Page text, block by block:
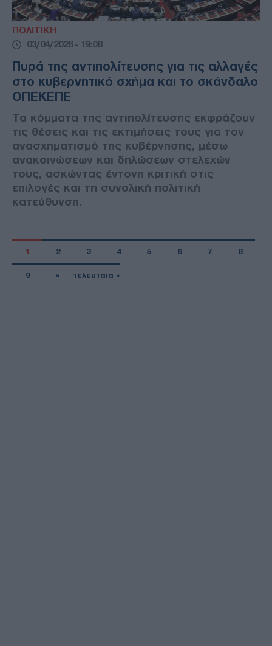
ΠΟΛΙΤΙΚΗ
03/04/2026 - 19:08
Πυρά της αντιπολίτευσης για τις αλλαγές
στο κυβερνητικό σχήμα και το σκάνδαλο
ΟΠΕΚΕΠΕ
Τα κόμματα της αντιπολίτευσης εκφράζουν
τις θέσεις και τις εκτιμήσεις τους για τον
ανασχηματισμό της κυβέρνησης, μέσω
ανακοινώσεων και δηλώσεων στελεχών
τους, ασκώντας έντονη κριτική στις
επιλογές και τη συνολική πολιτική
κατεύθυνση.
1 2 3 4 5 6 7 8
9 » τελευταία »